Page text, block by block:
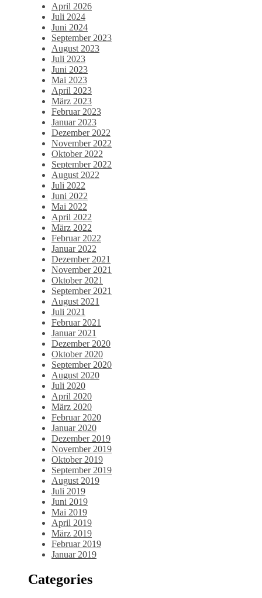
April 2026
Juli 2024
Juni 2024
September 2023
August 2023
Juli 2023
Juni 2023
Mai 2023
April 2023
März 2023
Februar 2023
Januar 2023
Dezember 2022
November 2022
Oktober 2022
September 2022
August 2022
Juli 2022
Juni 2022
Mai 2022
April 2022
März 2022
Februar 2022
Januar 2022
Dezember 2021
November 2021
Oktober 2021
September 2021
August 2021
Juli 2021
Februar 2021
Januar 2021
Dezember 2020
Oktober 2020
September 2020
August 2020
Juli 2020
April 2020
März 2020
Februar 2020
Januar 2020
Dezember 2019
November 2019
Oktober 2019
September 2019
August 2019
Juli 2019
Juni 2019
Mai 2019
April 2019
März 2019
Februar 2019
Januar 2019
Categories